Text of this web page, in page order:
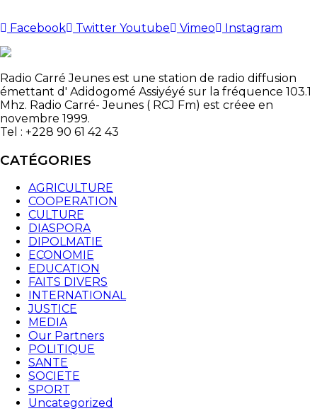
Facebook Twitter Youtube Vimeo Instagram
Radio Carré Jeunes est une station de radio diffusion
émettant d' Adidogomé Assiyéyé sur la fréquence 103.1
Mhz. Radio Carré- Jeunes ( RCJ Fm) est créee en
novembre 1999.
Tel : +228 90 61 42 43
CATÉGORIES
AGRICULTURE
COOPERATION
CULTURE
DIASPORA
DIPOLMATIE
ECONOMIE
EDUCATION
FAITS DIVERS
INTERNATIONAL
JUSTICE
MEDIA
Our Partners
POLITIQUE
SANTE
SOCIETE
SPORT
Uncategorized